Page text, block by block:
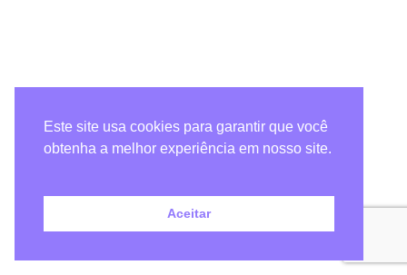
Este site usa cookies para garantir que você
obtenha a melhor experiência em nosso site.
Aceitar